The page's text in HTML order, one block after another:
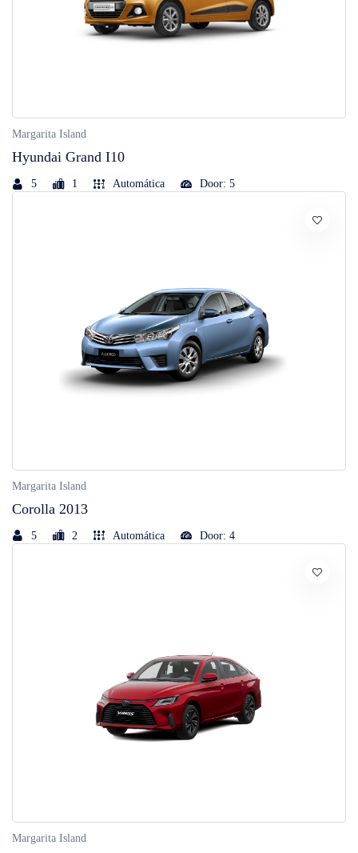
Margarita Island
Hyundai Grand I10
5 1 Automática Door: 5
Margarita Island
Corolla 2013
5 2 Automática Door: 4
Margarita Island